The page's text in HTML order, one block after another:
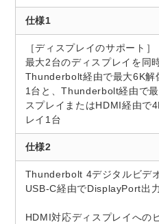
仕様1
［ディスプレイのサポート］
最大2台のディスプレイを同
Thunderbolt経由で最大6K解
1台と、Thunderbolt経由で
スプレイまたはHDMI経由で
レイ1台
仕様2
Thunderbolt 4デジタルビデ
USB-C経由でDisplayPort出
HDMI対応ディスプレイへの